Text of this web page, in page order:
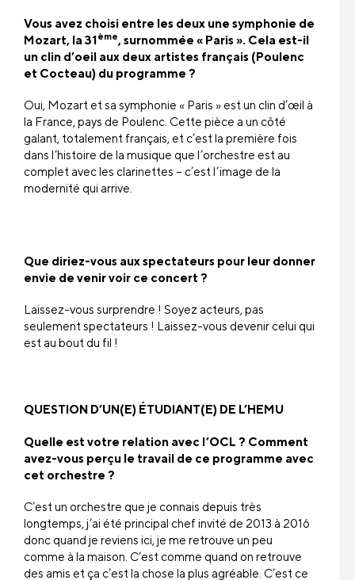
Vous avez choisi entre les deux une symphonie de
Mozart, la 31ème, surnommée « Paris ». Cela est-il
un clin d’oeil aux deux artistes français (Poulenc
et Cocteau) du programme ?
Oui, Mozart et sa symphonie « Paris » est un clin d’œil à
la France, pays de Poulenc. Cette pièce a un côté
galant, totalement français, et c’est la première fois
dans l’histoire de la musique que l’orchestre est au
complet avec les clarinettes – c’est l’image de la
modernité qui arrive.
Que diriez-vous aux spectateurs pour leur donner
envie de venir voir ce concert ?
Laissez-vous surprendre ! Soyez acteurs, pas
seulement spectateurs ! Laissez-vous devenir celui qui
est au bout du fil !
QUESTION D’UN(E) ÉTUDIANT(E) DE L’HEMU
Quelle est votre relation avec l’OCL ? Comment
avez-vous perçu le travail de ce programme avec
cet orchestre ?
C’est un orchestre que je connais depuis très
longtemps, j’ai été principal chef invité de 2013 à 2016
donc quand je reviens ici, je me retrouve un peu
comme à la maison. C’est comme quand on retrouve
des amis et ça c’est la chose la plus agréable. C’est ce